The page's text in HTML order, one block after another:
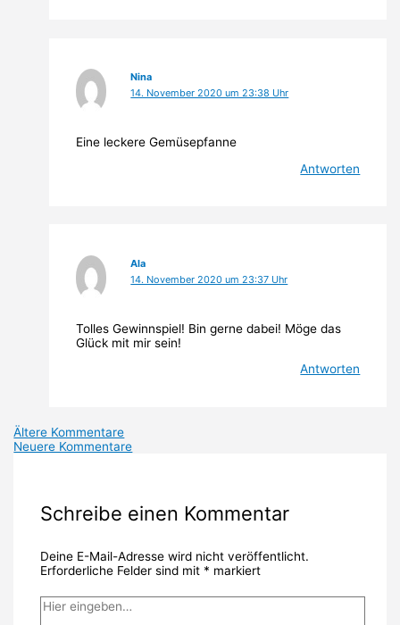
Nina
14. November 2020 um 23:38 Uhr
Eine leckere Gemüsepfanne
Antworten
Ala
14. November 2020 um 23:37 Uhr
Tolles Gewinnspiel! Bin gerne dabei! Möge das
Glück mit mir sein!
Antworten
Neuere
Kommentare
Ältere Kommentare
Neuere Kommentare
Schreibe einen Kommentar
Deine E-Mail-Adresse wird nicht veröffentlicht.
Erforderliche Felder sind mit * markiert
Hier
eingeben…